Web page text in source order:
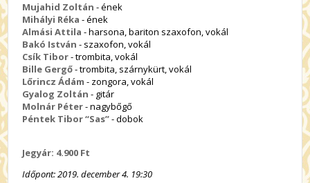
Mujahid Zoltán - ének
Mihályi Réka - ének
Almási Attila - harsona, bariton szaxofon, vokál
Bakó István - szaxofon, vokál
Csík Tibor- trombita, vokál
Bille Gergő- trombita, szárnykürt, vokál
Lőrincz Ádám - zongora, vokál
Gyalog Zoltán - gitár
Molnár Péter- nagybőgő
Péntek Tibor “Sas”- dobok
Jegyár: 4.900 Ft
Időpont: 2019. december 4. 19:30